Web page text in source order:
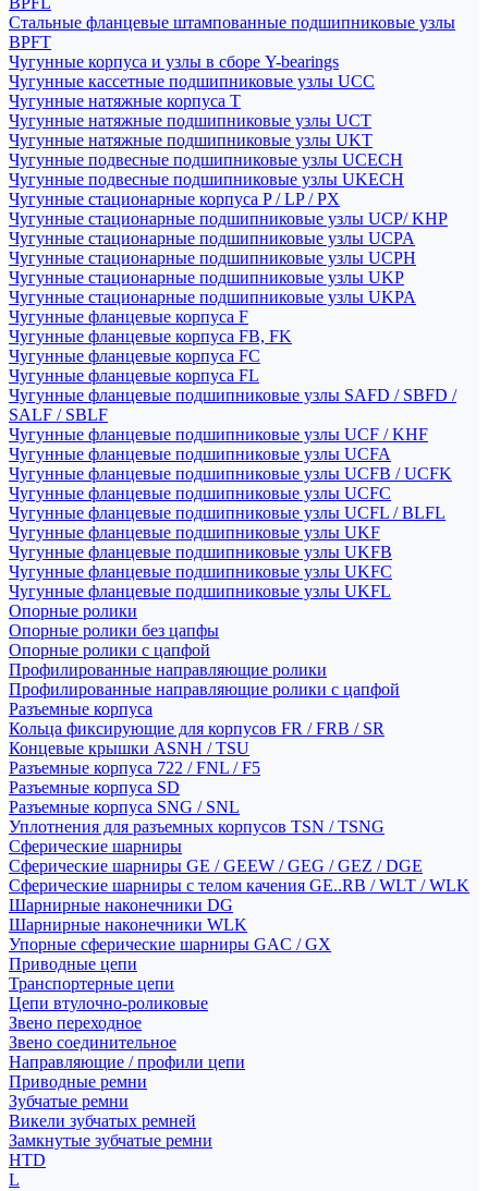
Стальные фланцевые штампованные подшипниковые узлы
BPFT
Чугунные корпуса и узлы в сборе Y-bearings
Чугунные кассетные подшипниковые узлы UCC
Чугунные натяжные корпуса T
Чугунные натяжные подшипниковые узлы UCT
Чугунные натяжные подшипниковые узлы UKT
Чугунные подвесные подшипниковые узлы UCECH
Чугунные подвесные подшипниковые узлы UKECH
Чугунные стационарные корпуса P / LP / PX
Чугунные стационарные подшипниковые узлы UCP/ KHP
Чугунные стационарные подшипниковые узлы UCPA
Чугунные стационарные подшипниковые узлы UCPH
Чугунные стационарные подшипниковые узлы UKP
Чугунные стационарные подшипниковые узлы UKPA
Чугунные фланцевые корпуса F
Чугунные фланцевые корпуса FB, FK
Чугунные фланцевые корпуса FC
Чугунные фланцевые корпуса FL
Чугунные фланцевые подшипниковые узлы SAFD / SBFD /
SALF / SBLF
Чугунные фланцевые подшипниковые узлы UCF / KHF
Чугунные фланцевые подшипниковые узлы UCFA
Чугунные фланцевые подшипниковые узлы UCFB / UCFK
Чугунные фланцевые подшипниковые узлы UCFC
Чугунные фланцевые подшипниковые узлы UCFL / BLFL
Чугунные фланцевые подшипниковые узлы UKF
Чугунные фланцевые подшипниковые узлы UKFB
Чугунные фланцевые подшипниковые узлы UKFC
Чугунные фланцевые подшипниковые узлы UKFL
Опорные ролики
Опорные ролики без цапфы
Опорные ролики с цапфой
Профилированные направляющие ролики
Профилированные направляющие ролики с цапфой
Разъемные корпуса
Кольца фиксирующие для корпусов FR / FRB / SR
Концевые крышки ASNH / TSU
Разъемные корпуса 722 / FNL / F5
Разъемные корпуса SD
Разъемные корпуса SNG / SNL
Уплотнения для разъемных корпусов TSN / TSNG
Сферические шарниры
Сферические шарниры GE / GEEW / GEG / GEZ / DGE
Сферические шарниры с телом качения GE..RB / WLT / WLK
Шарнирные наконечники DG
Шарнирные наконечники WLK
Упорные сферические шарниры GAC / GX
Приводные цепи
Транспортерные цепи
Цепи втулочно-роликовые
Звено переходное
Звено соединительное
Направляющие / профили цепи
Приводные ремни
Зубчатые ремни
Викели зубчатых ремней
Замкнутые зубчатые ремни
HTD
L